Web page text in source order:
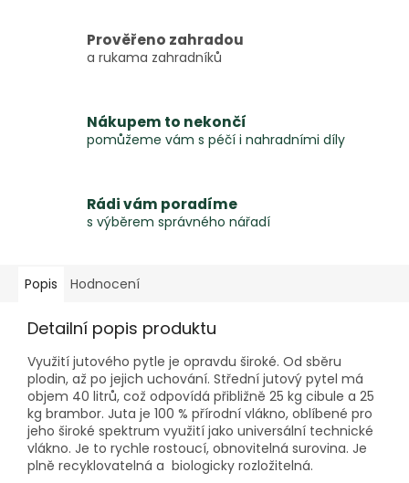
Prověřeno zahradou
a rukama zahradníků
Nákupem to nekončí
pomůžeme vám s péčí i nahradními díly
Rádi vám poradíme
s výběrem správného nářadí
Popis Hodnocení
Detailní popis produktu
Využití jutového pytle je opravdu široké. Od sběru
plodin, až po jejich uchování. Střední jutový pytel má
objem 40 litrů, což odpovídá přibližně 25 kg cibule a 25
kg brambor. Juta je 100 % přírodní vlákno, oblíbené pro
jeho široké spektrum využití jako universální technické
vlákno. Je to rychle rostoucí, obnovitelná surovina. Je
plně recyklovatelná a biologicky rozložitelná.